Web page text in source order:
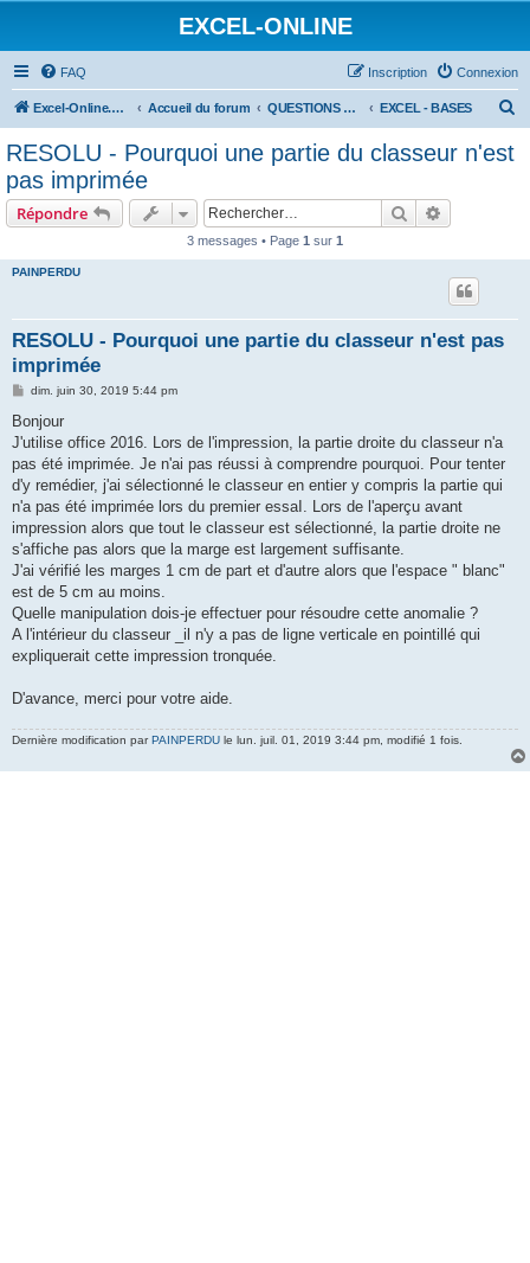
EXCEL-ONLINE
FAQ Connexion
Inscription
Excel-Online.net Accueil du forum QUESTIONS EXCEL EXCEL - BASES
RESOLU - Pourquoi une partie du classeur n'est
pas imprimée
Répondre Rechercher
3 messages • Page 1 sur 1
PAINPERDU
RESOLU - Pourquoi une partie du classeur n'est pas
imprimée
M
s
a
g
dim. juin 30, 2019 5:44 pm
Bonjour
J'utilise office 2016. Lors de l'impression, la partie droite du classeur n'a
pas été imprimée. Je n'ai pas réussi à comprendre pourquoi. Pour tenter
d'y remédier, j'ai sélectionné le classeur en entier y compris la partie qui
n'a pas été imprimée lors du premier essaI. Lors de l'aperçu avant
impression alors que tout le classeur est sélectionné, la partie droite ne
s'affiche pas alors que la marge est largement suffisante.
J'ai vérifié les marges 1 cm de part et d'autre alors que l'espace " blanc"
est de 5 cm au moins.
Quelle manipulation dois-je effectuer pour résoudre cette anomalie ?
A l'intérieur du classeur _il n'y a pas de ligne verticale en pointillé qui
expliquerait cette impression tronquée.
D'avance, merci pour votre aide.
Dernière modification parPAINPERDU le lun. juil. 01, 2019 3:44 pm, modifié 1 fois.